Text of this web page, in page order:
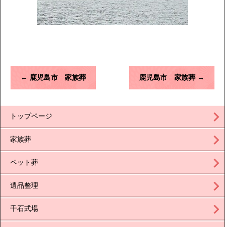
← 鹿児島市 家族葬 鹿児島市 家族葬 →
トップページ
家族葬
ペット葬
遺品整理
千石式場